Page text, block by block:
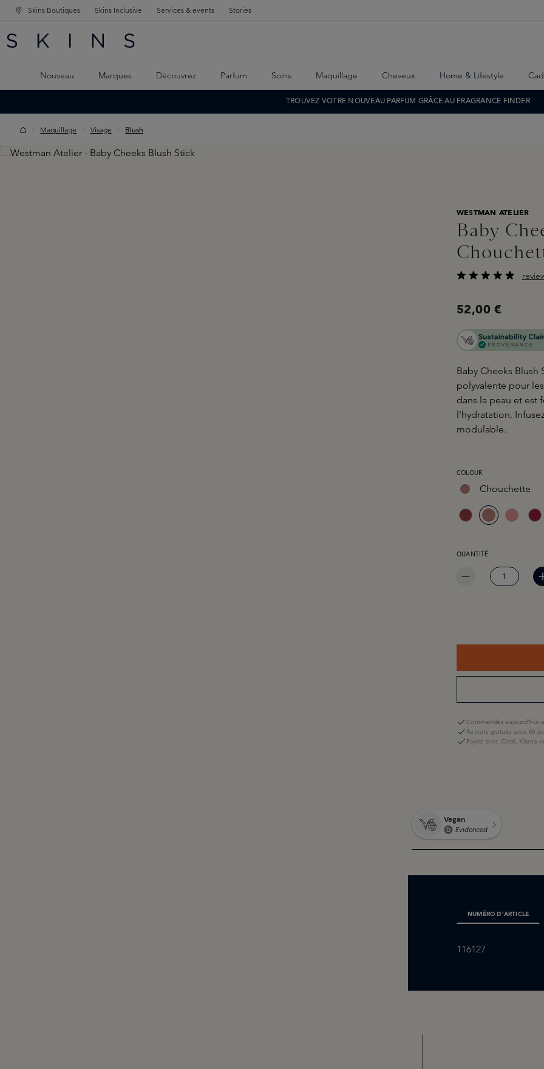
PRINCIPALE
CONTENU PRINCIPAL
Skins Boutiques Skins Inclusive Services & events Stories
Nouveau Marques Découvrez Parfum Soins Maquillage Cheveux Home & Lifestyle
TROUVEZ VOTRE NOUVEAU PARFUM GRÂCE AU FRAGRANCE FINDER
Maquillage Visage Blush
Skip image gallery
WESTMAN ATELIER
Baby
52,00 €
Baby Cheeks Blush
polyvalente pour
dans la peau et est
l'hydratation.
modulable.
SÉLECTIONNEZ
COLOUR
Chouchette
QUANTITÉ
Commandez aujourd'hui
Retours gratuits sous 60
Payez avec iDeal, Klarna
NUMÉRO D’ARTICLE
116127